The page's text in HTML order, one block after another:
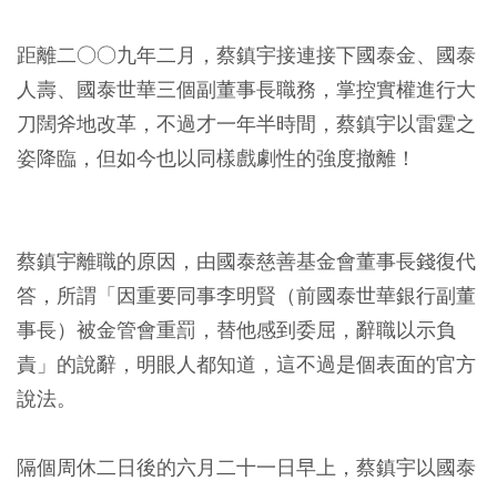
距離二○○九年二月，蔡鎮宇接連接下國泰金、國泰
人壽、國泰世華三個副董事長職務，掌控實權進行大
刀闊斧地改革，不過才一年半時間，蔡鎮宇以雷霆之
姿降臨，但如今也以同樣戲劇性的強度撤離！
蔡鎮宇離職的原因，由國泰慈善基金會董事長錢復代
答，所謂「因重要同事李明賢（前國泰世華銀行副董
事長）被金管會重罰，替他感到委屈，辭職以示負
責」的說辭，明眼人都知道，這不過是個表面的官方
說法。
隔個周休二日後的六月二十一日早上，蔡鎮宇以國泰